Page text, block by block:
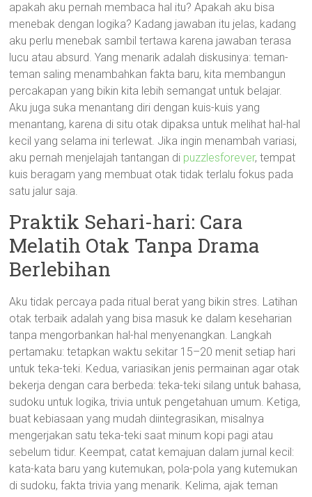
apakah aku pernah membaca hal itu? Apakah aku bisa
menebak dengan logika? Kadang jawaban itu jelas, kadang
aku perlu menebak sambil tertawa karena jawaban terasa
lucu atau absurd. Yang menarik adalah diskusinya: teman-
teman saling menambahkan fakta baru, kita membangun
percakapan yang bikin kita lebih semangat untuk belajar.
Aku juga suka menantang diri dengan kuis-kuis yang
menantang, karena di situ otak dipaksa untuk melihat hal-hal
kecil yang selama ini terlewat. Jika ingin menambah variasi,
aku pernah menjelajah tantangan di puzzlesforever, tempat
kuis beragam yang membuat otak tidak terlalu fokus pada
satu jalur saja.
Praktik Sehari-hari: Cara
Melatih Otak Tanpa Drama
Berlebihan
Aku tidak percaya pada ritual berat yang bikin stres. Latihan
otak terbaik adalah yang bisa masuk ke dalam keseharian
tanpa mengorbankan hal-hal menyenangkan. Langkah
pertamaku: tetapkan waktu sekitar 15–20 menit setiap hari
untuk teka-teki. Kedua, variasikan jenis permainan agar otak
bekerja dengan cara berbeda: teka-teki silang untuk bahasa,
sudoku untuk logika, trivia untuk pengetahuan umum. Ketiga,
buat kebiasaan yang mudah diintegrasikan, misalnya
mengerjakan satu teka-teki saat minum kopi pagi atau
sebelum tidur. Keempat, catat kemajuan dalam jurnal kecil:
kata-kata baru yang kutemukan, pola-pola yang kutemukan
di sudoku, fakta trivia yang menarik. Kelima, ajak teman